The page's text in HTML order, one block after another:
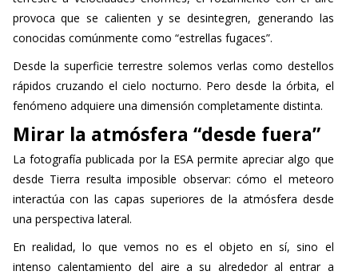
provoca que se calienten y se desintegren, generando las
conocidas comúnmente como “estrellas fugaces”.
Desde la superficie terrestre solemos verlas como destellos
rápidos cruzando el cielo nocturno. Pero desde la órbita, el
fenómeno adquiere una dimensión completamente distinta.
Mirar la atmósfera “desde fuera”
La fotografía publicada por la ESA permite apreciar algo que
desde Tierra resulta imposible observar: cómo el meteoro
interactúa con las capas superiores de la atmósfera desde
una perspectiva lateral.
En realidad, lo que vemos no es el objeto en sí, sino el
intenso calentamiento del aire a su alrededor al entrar a